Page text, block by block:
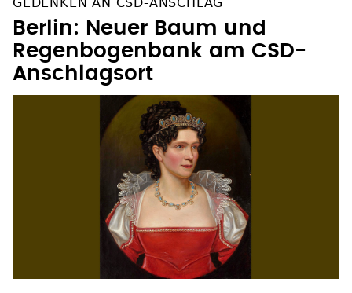
GEDENKEN AN CSD-ANSCHLAG
Berlin: Neuer Baum und
Regenbogenbank am CSD-
Anschlagsort